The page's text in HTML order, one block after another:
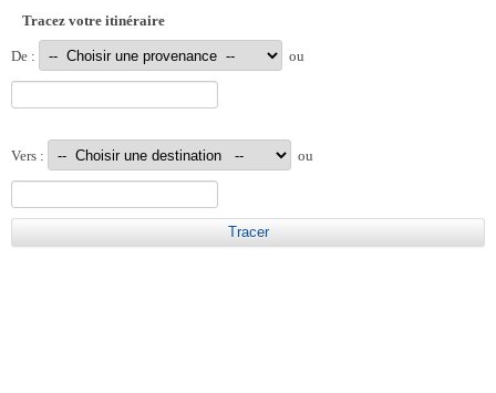
Tracez votre itinéraire
De : ou
Vers : ou